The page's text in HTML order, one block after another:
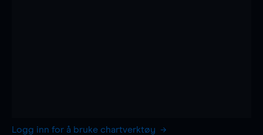
Logg inn for å bruke chartverktøy